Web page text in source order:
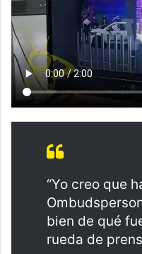
“Yo creo que
bien de qué
rueda de